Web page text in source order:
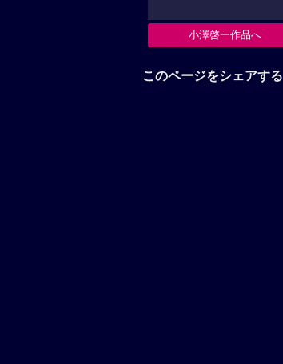
小澤啓一作品へ
このページをシェアする